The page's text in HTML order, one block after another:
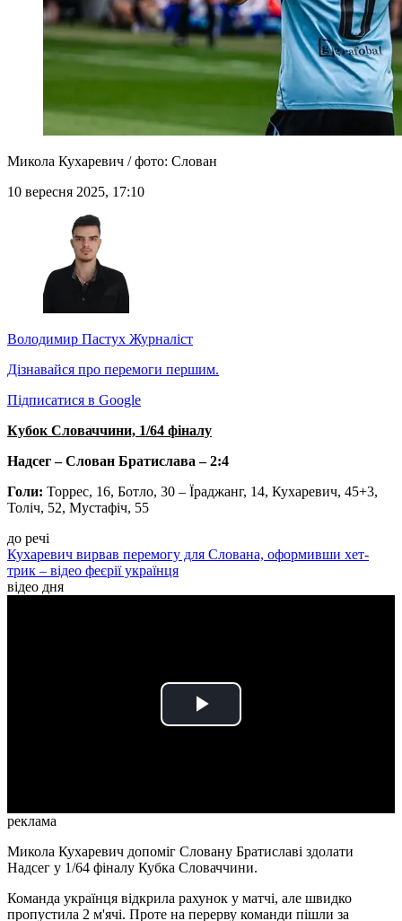
Микола Кухаревич / фото: Слован
10 вересня 2025, 17:10
Володимир Пастух Журналіст
Дізнавайся про перемоги першим.
Підписатися в Google
Кубок Словаччини, 1/64 фіналу
Надсег – Слован Братислава – 2:4
Голи: Торрес, 16, Ботло, 30 – Їраджанг, 14, Кухаревич, 45+3,
Толіч, 52, Мустафіч, 55
до речі
Кухаревич вирвав перемогу для Слована, оформивши хет-
трик – відео феєрії українця
відео дня
Play
реклама
Микола Кухаревич допоміг Словану Братиславі здолати
Надсег у 1/64 фіналу Кубка Словаччини.
Команда українця відкрила рахунок у матчі, але швидко
пропустила 2 м'ячі. Проте на перерву команди пішли за